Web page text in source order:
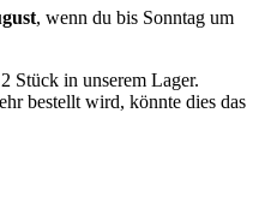
, wenn du bis Sonntag um
Stück in unserem Lager.
bestellt wird, könnte dies das